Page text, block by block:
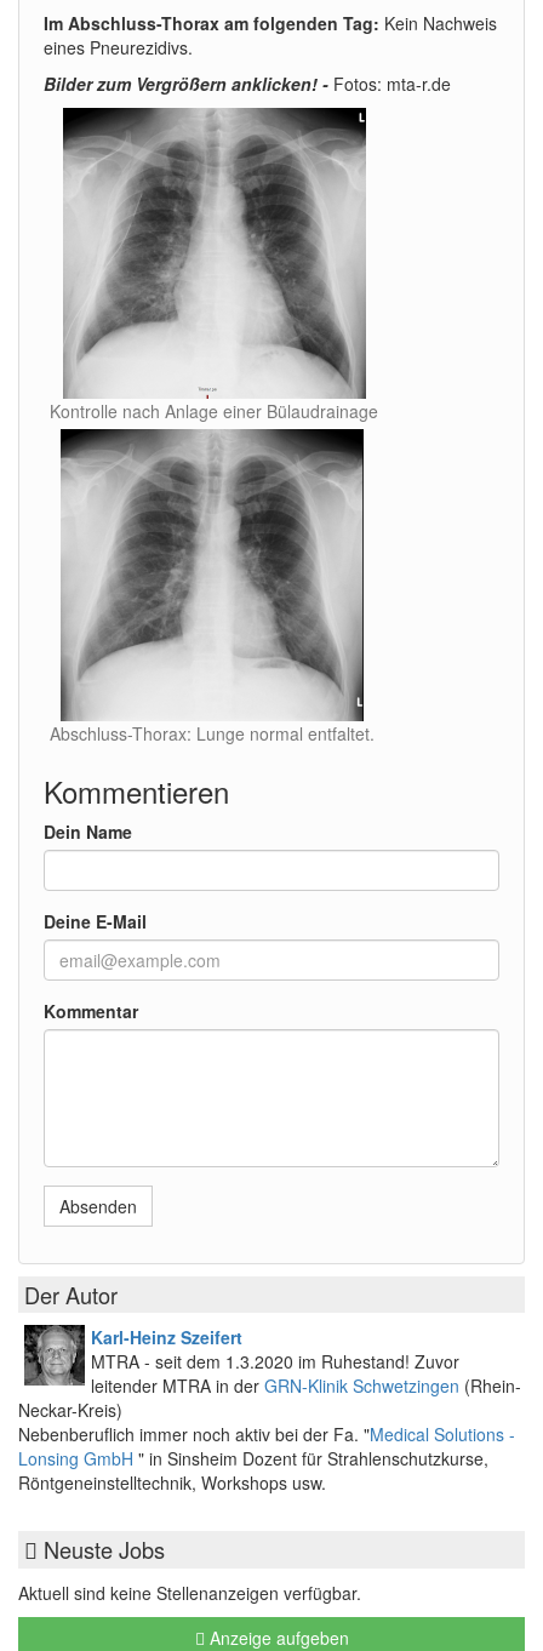
Im Abschluss-Thorax am folgenden Tag: Kein Nachweis
eines Pneurezidivs.
Bilder zum Vergrößern anklicken! - Fotos: mta-r.de
Kontrolle nach Anlage einer Bülaudrainage
Abschluss-Thorax: Lunge normal entfaltet.
Kommentieren
Dein Name
Deine E-Mail
Kommentar
Absenden
Der Autor
Karl-Heinz Szeifert
MTRA - seit dem 1.3.2020 im Ruhestand! Zuvor
leitender MTRA in der GRN-Klinik Schwetzingen (Rhein-
Neckar-Kreis)
Nebenberuflich immer noch aktiv bei der Fa. "Medical Solutions -
Lonsing GmbH " in Sinsheim Dozent für Strahlenschutzkurse,
Röntgeneinstelltechnik, Workshops usw.
Neuste Jobs
Aktuell sind keine Stellenanzeigen verfügbar.
Anzeige aufgeben